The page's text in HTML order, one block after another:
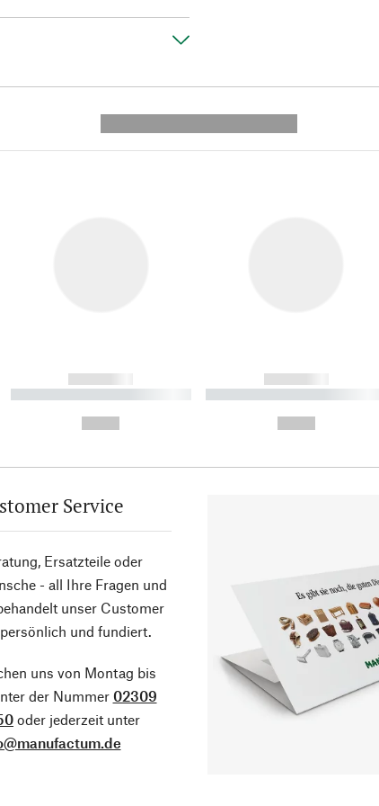
------------
----------- ----------- ----------
------------
----------- ----------- ----------
Service
Ersatzteile oder
- all Ihre Fragen und
unser Customer
und fundiert.
uns von Montag bis
der Nummer 02309
oder jederzeit unter